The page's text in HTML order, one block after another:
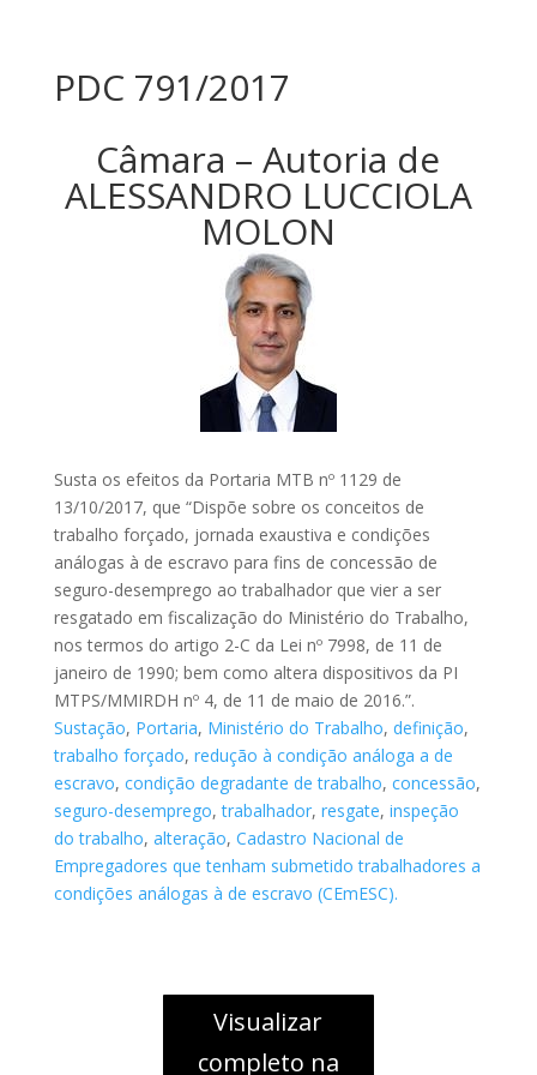
PDC 791/2017
Câmara – Autoria de
ALESSANDRO LUCCIOLA
MOLON
Susta os efeitos da Portaria MTB nº 1129 de
13/10/2017, que “Dispõe sobre os conceitos de
trabalho forçado, jornada exaustiva e condições
análogas à de escravo para fins de concessão de
seguro-desemprego ao trabalhador que vier a ser
resgatado em fiscalização do Ministério do Trabalho,
nos termos do artigo 2-C da Lei nº 7998, de 11 de
janeiro de 1990; bem como altera dispositivos da PI
MTPS/MMIRDH nº 4, de 11 de maio de 2016.”.
Sustação, Portaria, Ministério do Trabalho, definição,
trabalho forçado, redução à condição análoga a de
escravo, condição degradante de trabalho, concessão,
seguro-desemprego,trabalhador, resgate, inspeção
do trabalho, alteração, Cadastro Nacional de
Empregadores que tenham submetido trabalhadores a
condições análogas à de escravo (CEmESC).
Visualizar
completo na